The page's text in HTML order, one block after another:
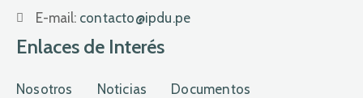
E-mail: contacto@ipdu.pe
Enlaces de Interés
Nosotros Noticias Documentos